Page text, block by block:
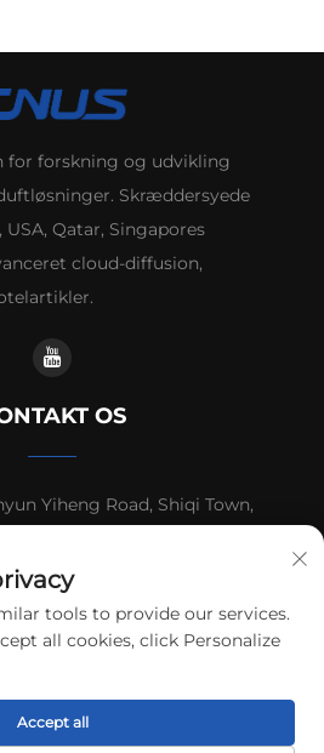
for forskning og udvikling
Skræddersyede
Qatar, Singapores
cloud-diffusion,
OS
Yiheng Road, Shiqi Town,
+86-13192436782
[email protected]
(guangdong) co.,ltd. Alle
tools to provide our services.
all cookies, click Personalize
Accept all